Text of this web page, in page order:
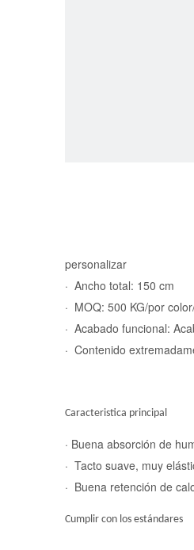
personalizar
· Ancho total: 150 cm
· MOQ: 500 KG/por
· Acabado funcional:
· Contenido
Caracteristica principal
· Buena absorción de
· Tacto suave, muy
· Buena retención de
Cumplir con los estándares